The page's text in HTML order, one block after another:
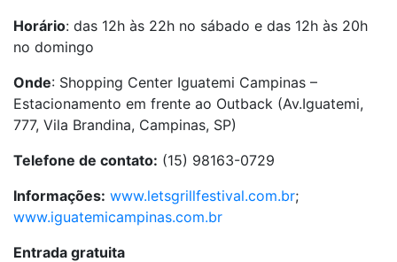
Horário: das 12h às 22h no sábado e das 12h às 20h
no domingo
Onde: Shopping Center Iguatemi Campinas –
Estacionamento em frente ao Outback (Av.Iguatemi,
777, Vila Brandina, Campinas, SP)
Telefone de contato: (15) 98163-0729
Informações: www.letsgrillfestival.com.br;
www.iguatemicampinas.com.br
Entrada gratuita